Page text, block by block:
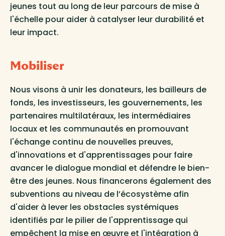
jeunes tout au long de leur parcours de mise à
l'échelle pour aider à catalyser leur durabilité et
leur impact.
Mobiliser
Nous visons à unir les donateurs, les bailleurs de
fonds, les investisseurs, les gouvernements, les
partenaires multilatéraux, les intermédiaires
locaux et les communautés en promouvant
l'échange continu de nouvelles preuves,
d'innovations et d'apprentissages pour faire
avancer le dialogue mondial et défendre le bien-
être des jeunes. Nous financerons également des
subventions au niveau de l’écosystème afin
d'aider à lever les obstacles systémiques
identifiés par le pilier de l'apprentissage qui
empêchent la mise en œuvre et l'intégration à